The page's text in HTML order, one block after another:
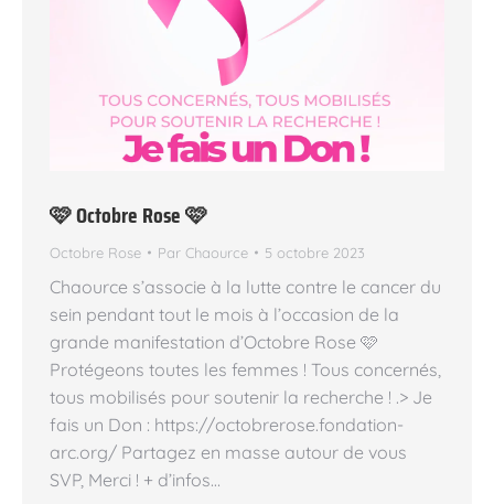
🩷 Octobre Rose 🩷
Octobre Rose Par Chaource 5 octobre 2023
Chaource s’associe à la lutte contre le cancer du
sein pendant tout le mois à l’occasion de la
grande manifestation d’Octobre Rose 🩷
Protégeons toutes les femmes ! Tous concernés,
tous mobilisés pour soutenir la recherche ! .> Je
fais un Don : https://octobrerose.fondation-
arc.org/ Partagez en masse autour de vous
SVP, Merci ! + d’infos…